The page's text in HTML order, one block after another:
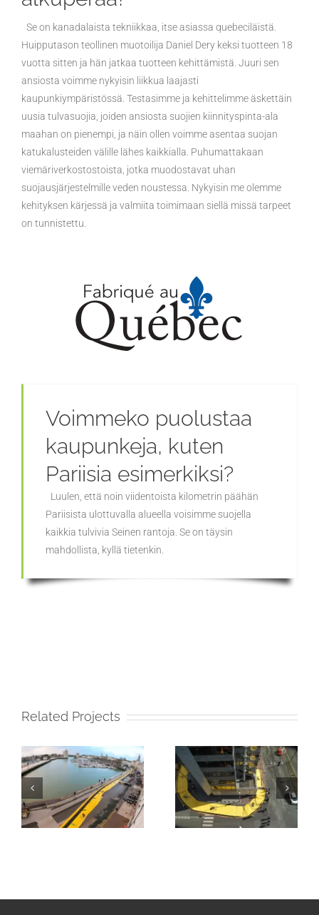
Se on kanadalaista tekniikkaa, itse asiassa quebeciläistä.
Huipputason teollinen muotoilija Daniel Dery keksi tuotteen 18
vuotta sitten ja hän jatkaa tuotteen kehittämistä. Juuri sen
ansiosta voimme nykyisin liikkua laajasti
kaupunkiympäristössä. Testasimme ja kehittelimme äskettäin
uusia tulvasuojia, joiden ansiosta suojien kiinnityspinta-ala
maahan on pienempi, ja näin ollen voimme asentaa suojan
katukalusteiden välille lähes kaikkialla. Puhumattakaan
viemäriverkostostoista, jotka muodostavat uhan
suojausjärjestelmille veden noustessa. Nykyisin me olemme
kehityksen kärjessä ja valmiita toimimaan siellä missä tarpeet
on tunnistettu.
Voimmeko puolustaa
kaupunkeja, kuten
Pariisia esimerkiksi?
Luulen, että noin viidentoista kilometrin päähän
Pariisista ulottuvalla alueella voisimme suojella
kaikkia tulvivia Seinen rantoja. Se on täysin
mahdollista, kyllä tietenkin.
Related Projects